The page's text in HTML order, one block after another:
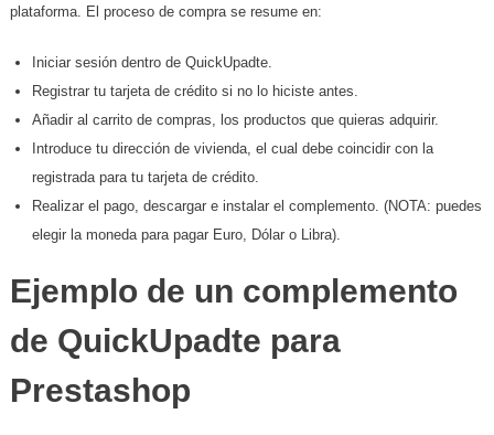
plataforma. El proceso de compra se resume en:
Iniciar sesión dentro de QuickUpadte.
Registrar tu tarjeta de crédito si no lo hiciste antes.
Añadir al carrito de compras, los productos que quieras adquirir.
Introduce tu dirección de vivienda, el cual debe coincidir con la
registrada para tu tarjeta de crédito.
Realizar el pago, descargar e instalar el complemento. (NOTA: puedes
elegir la moneda para pagar Euro, Dólar o Libra).
Ejemplo de un complemento
de QuickUpadte para
Prestashop